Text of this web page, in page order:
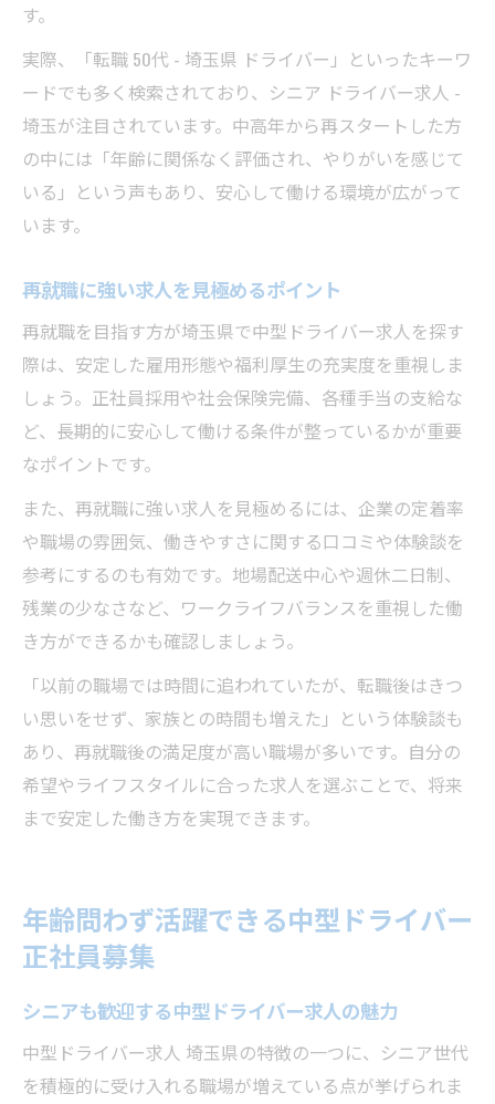
す。
実際、「転職 50代 - 埼玉県 ドライバー」といったキーワ
ードでも多く検索されており、シニア ドライバー求人 -
埼玉が注目されています。中高年から再スタートした方
の中には「年齢に関係なく評価され、やりがいを感じて
いる」という声もあり、安心して働ける環境が広がって
います。
再就職に強い求人を見極めるポイント
再就職を目指す方が埼玉県で中型ドライバー求人を探す
際は、安定した雇用形態や福利厚生の充実度を重視しま
しょう。正社員採用や社会保険完備、各種手当の支給な
ど、長期的に安心して働ける条件が整っているかが重要
なポイントです。
また、再就職に強い求人を見極めるには、企業の定着率
や職場の雰囲気、働きやすさに関する口コミや体験談を
参考にするのも有効です。地場配送中心や週休二日制、
残業の少なさなど、ワークライフバランスを重視した働
き方ができるかも確認しましょう。
「以前の職場では時間に追われていたが、転職後はきつ
い思いをせず、家族との時間も増えた」という体験談も
あり、再就職後の満足度が高い職場が多いです。自分の
希望やライフスタイルに合った求人を選ぶことで、将来
まで安定した働き方を実現できます。
年齢問わず活躍できる中型ドライバー
正社員募集
シニアも歓迎する中型ドライバー求人の魅力
中型ドライバー求人 埼玉県の特徴の一つに、シニア世代
を積極的に受け入れる職場が増えている点が挙げられま